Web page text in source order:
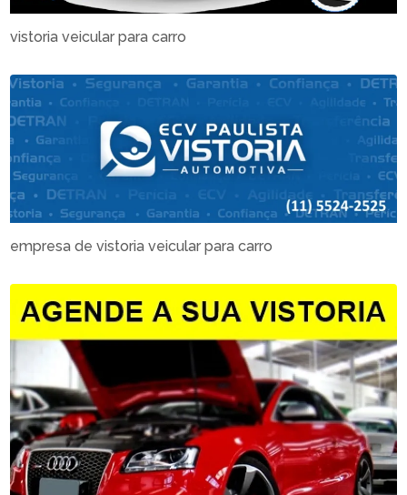
vistoria veicular para carro
empresa de vistoria veicular para carro